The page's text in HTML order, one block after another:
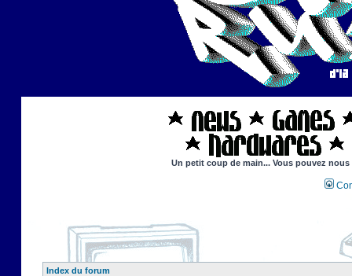
Un petit coup de main... Vous pouvez
Index du forum